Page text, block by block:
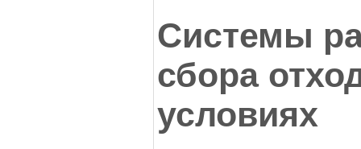
Системы
сбора
условиях